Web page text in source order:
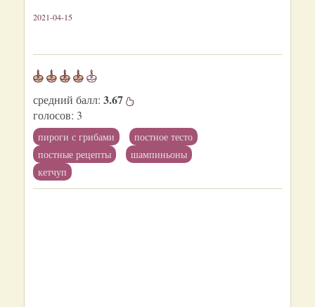
2021-04-15
средний балл: 3.67
голосов: 3
пироги с грибами
постное тесто
постные рецепты
шампиньоны
кетчуп